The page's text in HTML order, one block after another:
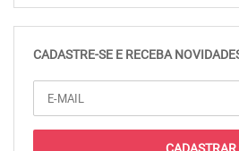
CADASTRE-SE E RECEBA